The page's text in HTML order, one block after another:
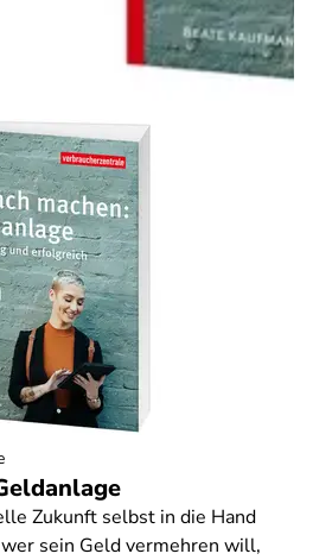
Zukunft selbst in die Hand
sein Geld vermehren will,